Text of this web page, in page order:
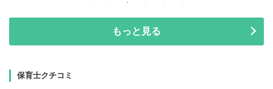
もっと見る
保育士クチコミ